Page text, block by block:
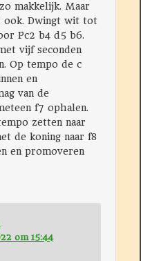
makkelijk. Maar
ook. Dwingt wit tot
Pc2 b4 d5 b6.
vijf seconden
Op tempo de c
en
van de
f7 ophalen.
zetten naar
de koning naar f8
en promoveren
om 15:44